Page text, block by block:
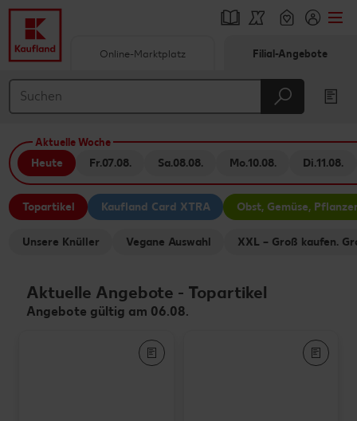
Hauptinhalt
Footer
Schwebender Seitenbereich
Online-Marktplatz Filial-Angebote
Aktuelle Woche
Heute Fr.07.08. Sa.08.08. Mo.10.08. Di.11.08.
Topartikel Kaufland Card XTRA Obst, Gemüse,
Unsere Knüller Vegane Auswahl XXL – Groß kaufen.
Aktuelle Angebote - Topartikel
Angebote gültig am 06.08.